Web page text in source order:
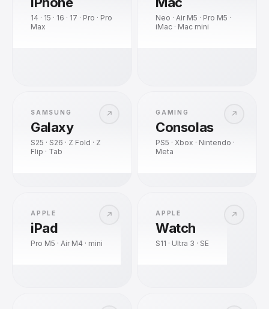
14 · 15 · 16 · 17 · Pro · Pro
Max
Neo · Air M5 · Pro M5 ·
iMac · Mac mini
↗
SAMSUNG
Galaxy
S25 · S26 · Z Fold · Z
Flip · Tab
↗
GAMING
Consolas
PS5 · Xbox · Nintendo ·
Meta
↗
APPLE
iPad
Pro M5 · Air M4 · mini
↗
APPLE
Watch
S11 · Ultra 3 · SE